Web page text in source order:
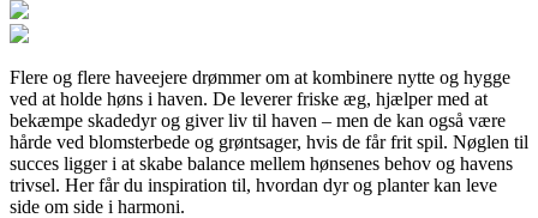
Flere og flere haveejere drømmer om at kombinere nytte og hygge
ved at holde høns i haven. De leverer friske æg, hjælper med at
bekæmpe skadedyr og giver liv til haven – men de kan også være
hårde ved blomsterbede og grøntsager, hvis de får frit spil. Nøglen til
succes ligger i at skabe balance mellem hønsenes behov og havens
trivsel. Her får du inspiration til, hvordan dyr og planter kan leve
side om side i harmoni.